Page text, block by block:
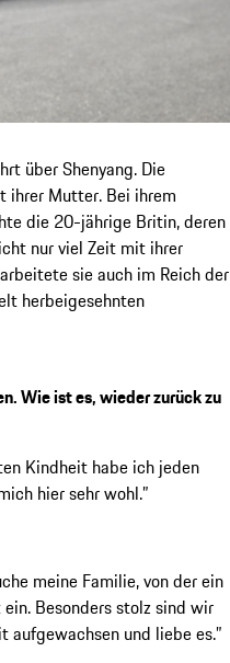
über Shenyang. Die
ihrer Mutter. Bei ihrem
die 20-jährige Britin, deren
nur viel Zeit mit ihrer
sie auch im Reich der
herbeigesehnten
Wie ist es, wieder zurück zu
Kindheit habe ich jeden
hier sehr wohl.”
meine Familie, von der ein
Besonders stolz sind wir
aufgewachsen und liebe es.”